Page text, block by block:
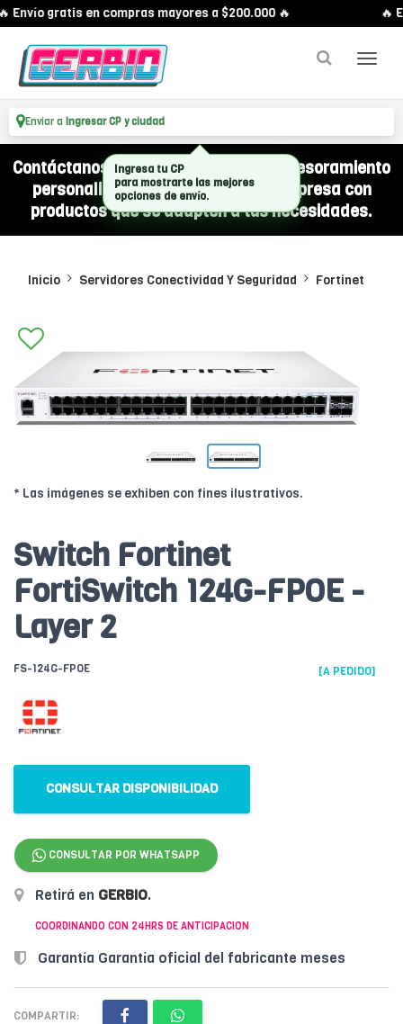
Envío gratis en compras mayores a $200.000 🔥 🔥
Enviar a Ingresar CP y ciudad
Contáctanos por WhatsApp y recibí asesoramiento
personalizado para equipar a tu empresa con
productos que se adapten a tus necesidades.
Inicio Servidores Conectividad Y Seguridad Fortinet
* Las imágenes se exhiben con fines ilustrativos.
Switch Fortinet
FortiSwitch 124G-FPOE -
Layer 2
FS-124G-FPOE [A PEDIDO]
CONSULTAR DISPONIBILIDAD
CONSULTAR POR WHATSAPP
Retirá en GERBIO.
COORDINANDO CON 24HRS DE ANTICIPACION
Garantía Garantía oficial del fabricante meses
COMPARTIR:
Ingresa tu CP
para mostrarte las mejores
opciones de envío.